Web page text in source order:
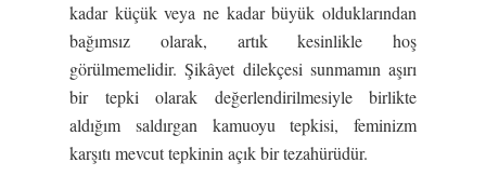
kadar küçük veya ne kadar büyük olduklarından
bağımsız olarak, artık kesinlikle hoş
görülmemelidir. Şikâyet dilekçesi sunmamın aşırı
bir tepki olarak değerlendirilmesiyle birlikte
aldığım saldırgan kamuoyu tepkisi, feminizm
karşıtı mevcut tepkinin açık bir tezahürüdür.